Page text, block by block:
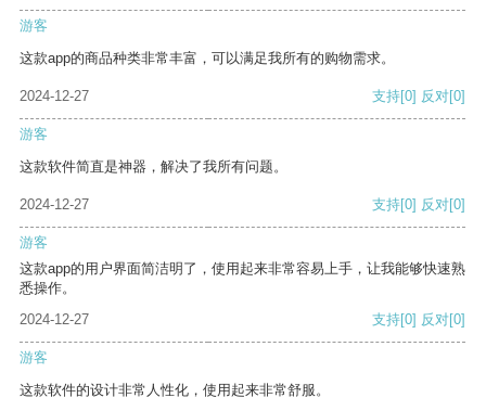
游客
这款app的商品种类非常丰富，可以满足我所有的购物需求。
2024-12-27 支持[0] 反对[0]
游客
这款软件简直是神器，解决了我所有问题。
2024-12-27 支持[0] 反对[0]
游客
这款app的用户界面简洁明了，使用起来非常容易上手，让我能够快速熟
悉操作。
2024-12-27
支持[0] 反对[0]
游客
这款软件的设计非常人性化，使用起来非常舒服。